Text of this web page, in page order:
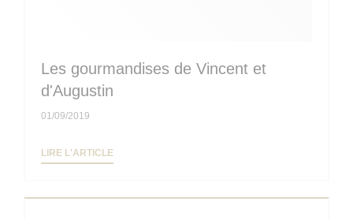
Les gourmandises de Vincent et
d'Augustin
01/09/2019
LIRE L'ARTICLE